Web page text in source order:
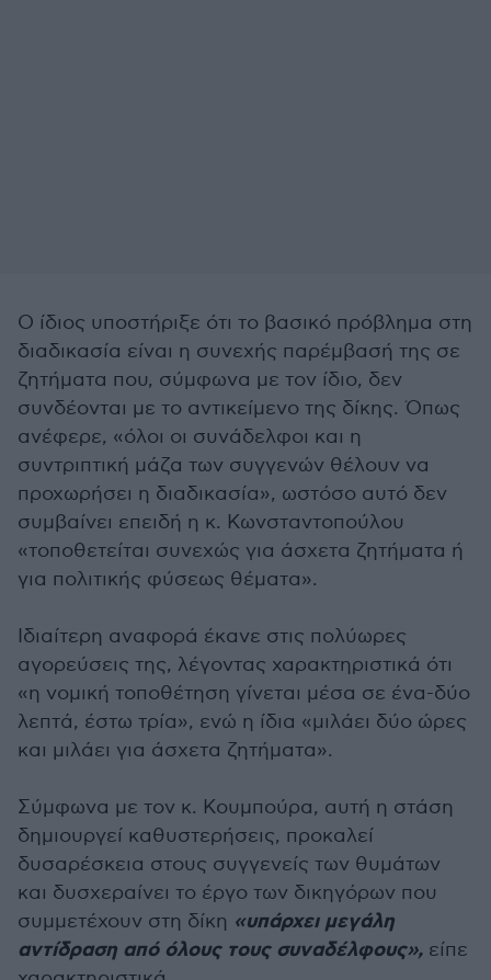
Ο ίδιος υποστήριξε ότι το βασικό πρόβλημα στη
διαδικασία είναι η συνεχής παρέμβασή της σε
ζητήματα που, σύμφωνα με τον ίδιο, δεν
συνδέονται με το αντικείμενο της δίκης. Όπως
ανέφερε, «όλοι οι συνάδελφοι και η
συντριπτική μάζα των συγγενών θέλουν να
προχωρήσει η διαδικασία», ωστόσο αυτό δεν
συμβαίνει επειδή η κ. Κωνσταντοπούλου
«τοποθετείται συνεχώς για άσχετα ζητήματα ή
για πολιτικής φύσεως θέματα».
Ιδιαίτερη αναφορά έκανε στις πολύωρες
αγορεύσεις της, λέγοντας χαρακτηριστικά ότι
«η νομική τοποθέτηση γίνεται μέσα σε ένα-δύο
λεπτά, έστω τρία», ενώ η ίδια «μιλάει δύο ώρες
και μιλάει για άσχετα ζητήματα».
Σύμφωνα με τον κ. Κουμπούρα, αυτή η στάση
δημιουργεί καθυστερήσεις, προκαλεί
δυσαρέσκεια στους συγγενείς των θυμάτων
και δυσχεραίνει το έργο των δικηγόρων που
συμμετέχουν στη δίκη «υπάρχει μεγάλη
αντίδραση από όλους τους συναδέλφους», είπε